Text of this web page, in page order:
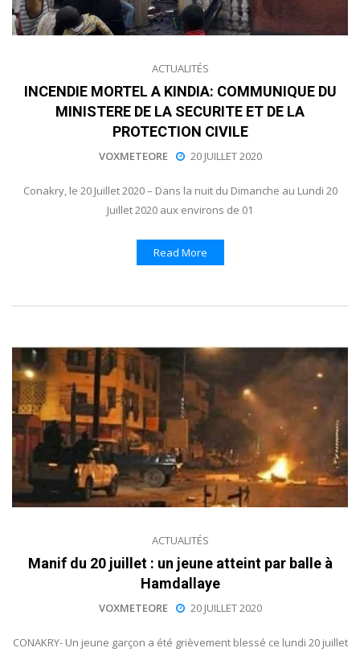
ACTUALITÉS
INCENDIE MORTEL A KINDIA: COMMUNIQUE DU
MINISTERE DE LA SECURITE ET DE LA
PROTECTION CIVILE
VOXMETEORE 20 JUILLET 2020
Conakry, le 20 Juillet 2020 – Dans la nuit du Dimanche au Lundi 20
Juillet 2020 aux environs de 01
Read More
ACTUALITÉS
Manif du 20 juillet : un jeune atteint par balle à
Hamdallaye
VOXMETEORE 20 JUILLET 2020
CONAKRY- Un jeune garçon a été grièvement blessé ce lundi 20 juillet